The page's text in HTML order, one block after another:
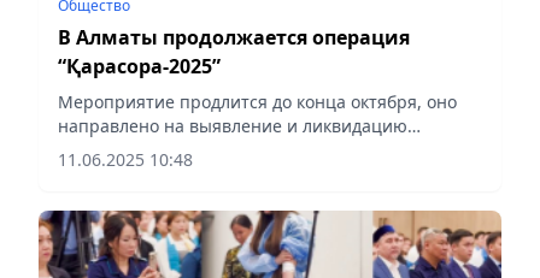
Общество
В Алматы продолжается операция
“Қарасора-2025”
Мероприятие продлится до конца октября, оно
направлено на выявление и ликвидацию
незаконных посевов наркосодержащих растений,
сообщает Vecher.kz.
11.06.2025 10:48